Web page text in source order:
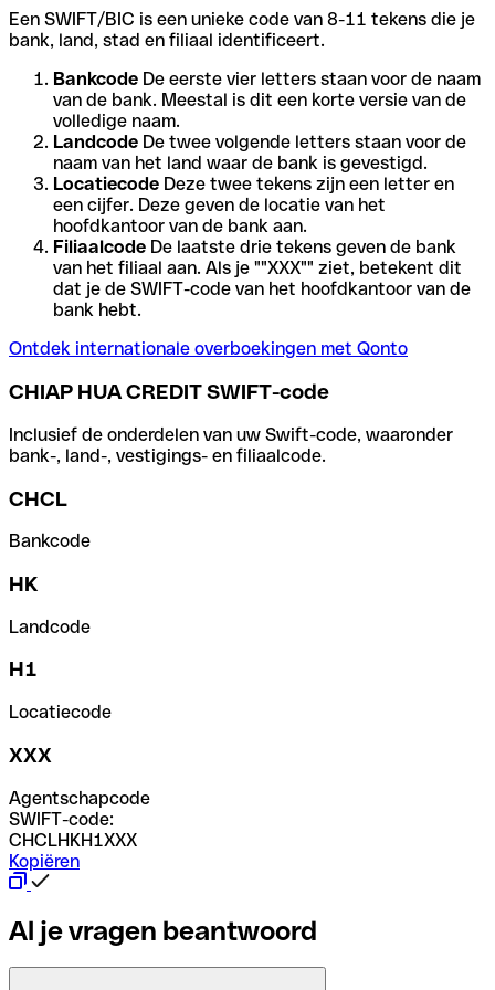
Een SWIFT/BIC is een unieke code van 8-11 tekens die je
bank, land, stad en filiaal identificeert.
Bankcode De eerste vier letters staan voor de naam
van de bank. Meestal is dit een korte versie van de
volledige naam.
Landcode De twee volgende letters staan voor de
naam van het land waar de bank is gevestigd.
Locatiecode Deze twee tekens zijn een letter en
een cijfer. Deze geven de locatie van het
hoofdkantoor van de bank aan.
Filiaalcode De laatste drie tekens geven de bank
van het filiaal aan. Als je ""XXX"" ziet, betekent dit
dat je de SWIFT-code van het hoofdkantoor van de
bank hebt.
Ontdek internationale overboekingen met Qonto
CHIAP HUA CREDIT SWIFT-code
Inclusief de onderdelen van uw Swift-code, waaronder
bank-, land-, vestigings- en filiaalcode.
CHCL
Bankcode
HK
Landcode
H1
Locatiecode
XXX
Agentschapcode
SWIFT-code:
CHCLHKH1XXX
Kopiëren
Al je vragen beantwoord